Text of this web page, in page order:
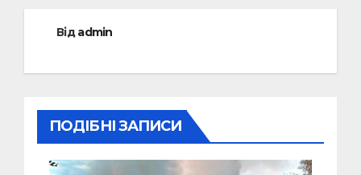
Відadmin
ПОДІБНІ ЗАПИСИ